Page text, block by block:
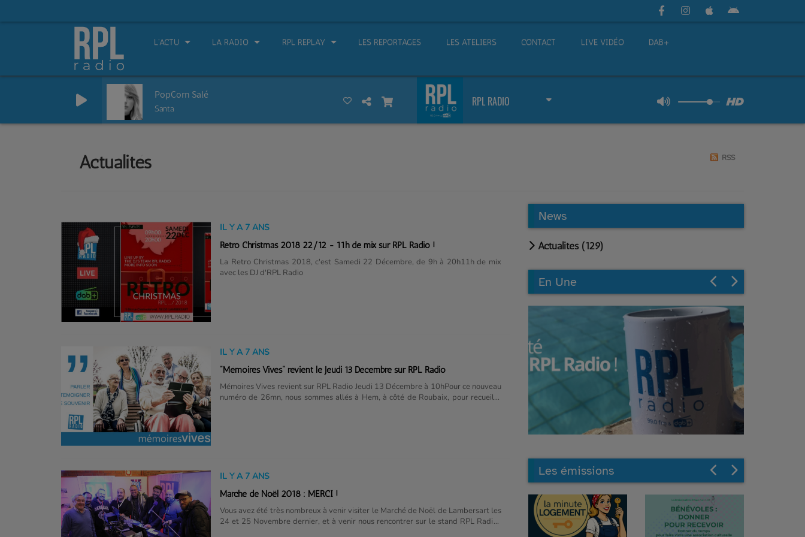
L'ACTU LA RADIO RPL REPLAY LES REPORTAGES LES ATELIERS CONTACT LIVE VIDÉO DAB+
PopCorn Salé
Santa RPL RADIO
Actualités RSS
IL Y A 7 ANS
Retro Christmas 2018 22/12 - 11h de mix sur RPL Radio !
La Retro Christmas 2018, c'est Samedi 22 Décembre, de 9h à 20h11h de mix
avec les DJ d'RPL Radio
IL Y A 7 ANS
"Mémoires Vives" revient le Jeudi 13 Décembre sur RPL Radio
Mémoires Vives revient sur RPL Radio Jeudi 13 Décembre à 10hPour ce nouveau
numéro de 26mn, nous sommes allés à Hem, à côté de Roubaix, pour recueillir
IL Y A 7 ANS
Marché de Noël 2018 : MERCI !
Vous avez été très nombreux à venir visiter le Marché de Noël de Lambersart les
24 et 25 Novembre dernier, et à venir nous rencontrer sur le stand RPL Radio :
News
Actualités (129)
En Une
Les émissions